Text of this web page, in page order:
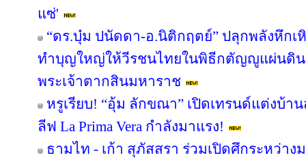
แซ่'
“ดร.บุ๋ม ปนัดดา-อ.นิติกฤตย์” ปลุกพลังหึก
ทำบุญใหญ่ให้วีรชนไทยในพิธีกตัญญูแผ่นดิน
พระเจ้าตากสินมหาราช
หรูเรียบ! “อุ้ม ลักขณา” เปิดเทรนด์แต่งบ้า
ลีฟ La Prima Vera กำลังมาแรง!
ธามไท - เก้า สุภัสสรา ร่วมเปิดศึกระหว่าง